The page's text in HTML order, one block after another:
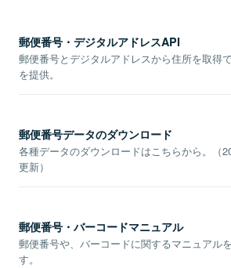
郵便番号・デジタルアドレスAPI
郵便番号とデジタルアドレスから住所を取得
を提供。
郵便番号データのダウンロード
各種データのダウンロードはこちらから。（
更新）
郵便番号・バーコードマニュアル
郵便番号や、バーコードに関するマニュアル
す。